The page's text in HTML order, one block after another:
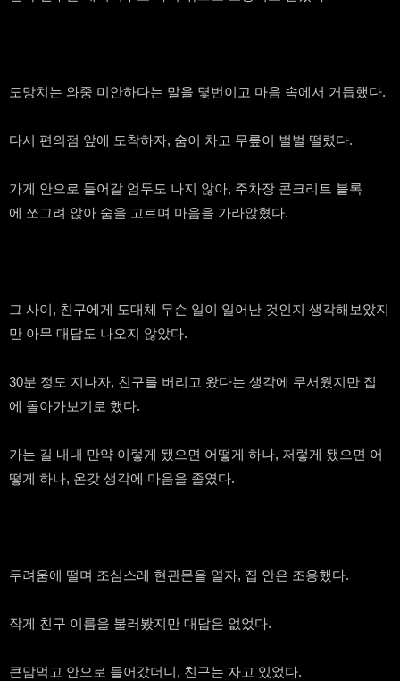
도망치는 와중 미안하다는 말을 몇번이고 마음 속에서 거듭했다.
다시 편의점 앞에 도착하자, 숨이 차고 무릎이 벌벌 떨렸다.
가게 안으로 들어갈 엄두도 나지 않아, 주차장 콘크리트 블록
에 쪼그려 앉아 숨을 고르며 마음을 가라앉혔다.
그 사이, 친구에게 도대체 무슨 일이 일어난 것인지 생각해보았지
만 아무 대답도 나오지 않았다.
30분 정도 지나자, 친구를 버리고 왔다는 생각에 무서웠지만 집
에 돌아가보기로 했다.
가는 길 내내 만약 이렇게 됐으면 어떻게 하나, 저렇게 됐으면 어
떻게 하나, 온갖 생각에 마음을 졸였다.
두려움에 떨며 조심스레 현관문을 열자, 집 안은 조용했다.
작게 친구 이름을 불러봤지만 대답은 없었다.
큰맘먹고 안으로 들어갔더니, 친구는 자고 있었다.